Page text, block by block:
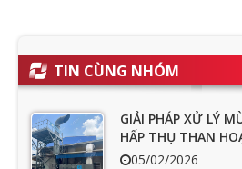
TIN CÙNG NHÓM
GIẢI PHÁP XỬ LÝ
HẤP THỤ THAN
05/02/2026